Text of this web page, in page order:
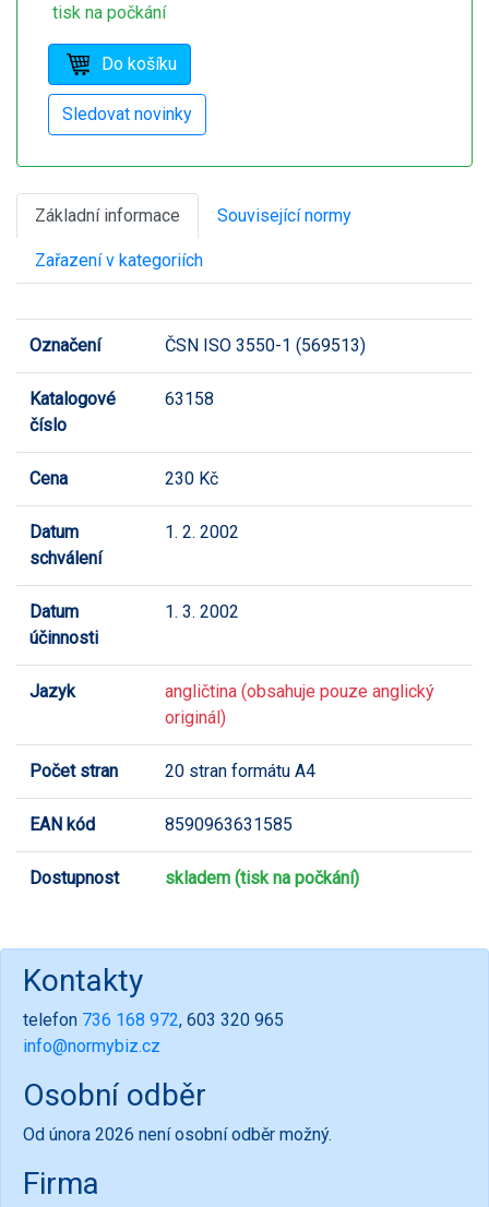
tisk na počkání
Základní informace Související normy
Zařazení v kategoriích
Označení ČSN ISO 3550-1 (569513)
Katalogové
číslo
63158
Cena 230 Kč
Datum
schválení
1. 2. 2002
Datum
účinnosti
1. 3. 2002
Jazyk
angličtina (obsahuje pouze anglický
originál)
Počet stran 20 stran formátu A4
EAN kód 8590963631585
Dostupnost skladem (tisk na počkání)
Kontakty
telefon 736 168 972, 603 320 965
info@normybiz.cz
Osobní odběr
Od února 2026 není osobní odběr možný.
Firma